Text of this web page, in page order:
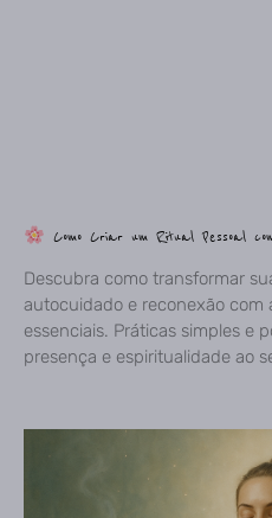
Como Criar um Ritual Pessoal
Descubra como transformar
autocuidado e reconexão com
essenciais. Práticas simples e
presença e espiritualidade ao